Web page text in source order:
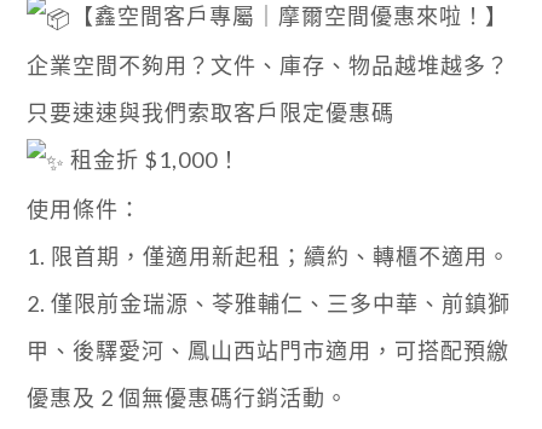
【鑫空間客戶專屬｜摩爾空間優惠來啦！】
企業空間不夠用？文件、庫存、物品越堆越多？
只要速速與我們索取客戶限定優惠碼
租金折 $1,000！
使用條件：
1. 限首期，僅適用新起租；續約、轉櫃不適用。
2. 僅限前金瑞源、苓雅輔仁、三多中華、前鎮獅
甲、後驛愛河、鳳山西站門市適用，可搭配預繳
優惠及 2 個無優惠碼行銷活動。